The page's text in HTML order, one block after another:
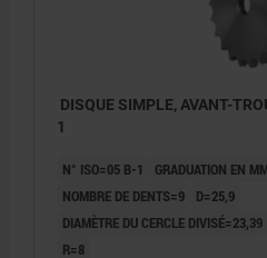
DISQUE SIMPLE, AVANT-
1
N° ISO=05 B-1
GRADUATION EN
NOMBRE DE DENTS=9
D=25,9
DIAMÈTRE DU CERCLE DIVISÉ=23,39
R=8